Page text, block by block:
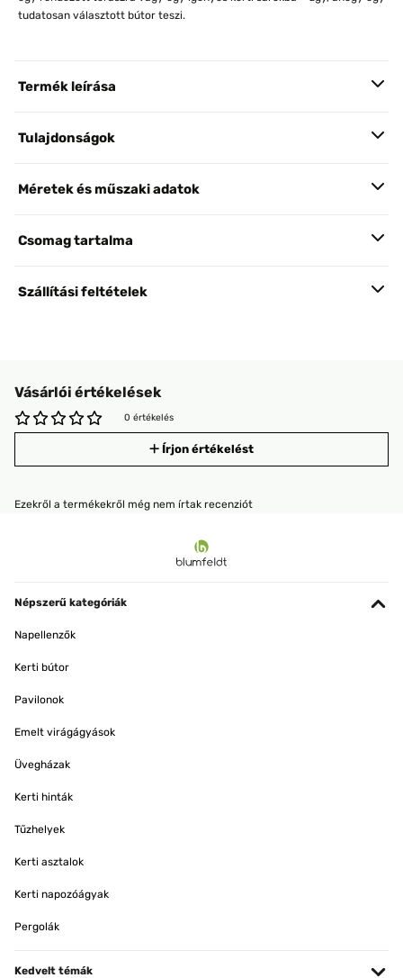
tudatosan választott bútor teszi.
Termék leírása
Tulajdonságok
Méretek és műszaki adatok
Csomag tartalma
Szállítási feltételek
Vásárlói értékelések
0 értékelés
Írjon értékelést
Ezekről a termékekről még nem írtak recenziót
Népszerű kategóriák
Napellenzők
Kerti bútor
Pavilonok
Emelt virágágyások
Üvegházak
Kerti hinták
Tűzhelyek
Kerti asztalok
Kerti napozóágyak
Pergolák
Kedvelt témák